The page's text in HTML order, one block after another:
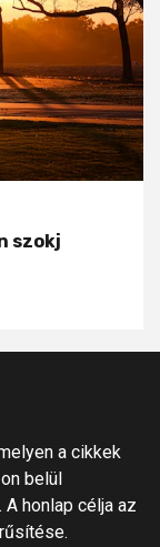
szokj
a cikkek
belül
honlap célja az